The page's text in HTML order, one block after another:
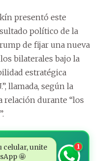
presentó este
político de la
de fijar una nueva
bilaterales bajo la
estratégica
llamada, según la
relación durante “los
celular, unite
🤩
1